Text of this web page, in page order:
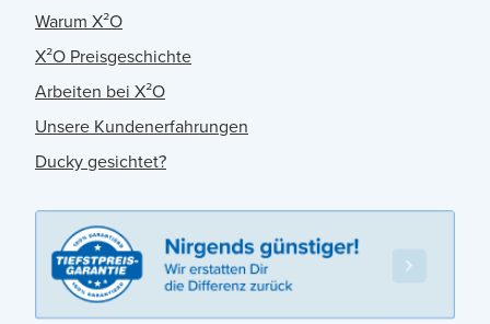
Warum X²O
X²O Preisgeschichte
Arbeiten bei X²O
Unsere Kundenerfahrungen
Ducky gesichtet?